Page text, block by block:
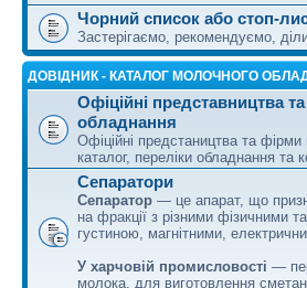
Чорний список або стоп-
Застерігаємо, рекомендуємо,
ДОВІДНИК - КАТАЛОГ МОЛОЧНОГО
Офіційні представництва
обладнання
Офіційні предстаництва та
каталог, переліки обладнання та
Сепаратори
Сепаратор — це апарат, що
на фракції з різними фізичними
густиною, магнітними,
У харчовій промисловості —
молока, для виготовлення